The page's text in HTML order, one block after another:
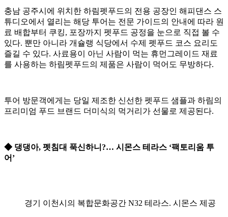
충남 공주시에 위치한 하림펫푸드의 전용 공장인 해피댄스 스
튜디오에서 열리는 해당 투어는 전문 가이드의 안내에 따라 원
료 배합부터 쿠킹, 포장까지 펫푸드 공정을 눈으로 직접 볼 수
있다. 뿐만 아니라 개슐랭 식당에서 수제 펫푸드 코스 요리도
즐길 수 있다. 사료용이 아닌 사람이 먹는 휴먼그레이드 재료
를 사용하는 하림펫푸드의 제품은 사람이 먹어도 무방하다.
투어 방문객에게는 당일 제조한 신선한 펫푸드 샘플과 하림의
프리미엄 푸드 브랜드 더미식의 먹거리가 선물로 제공된다.
◆ 댕댕아, 펫침대 푹신하니?… 시몬스 테라스 ‘팩토리움 투
어’
경기 이천시의 복합문화공간 N32 테라스. 시몬스 제공